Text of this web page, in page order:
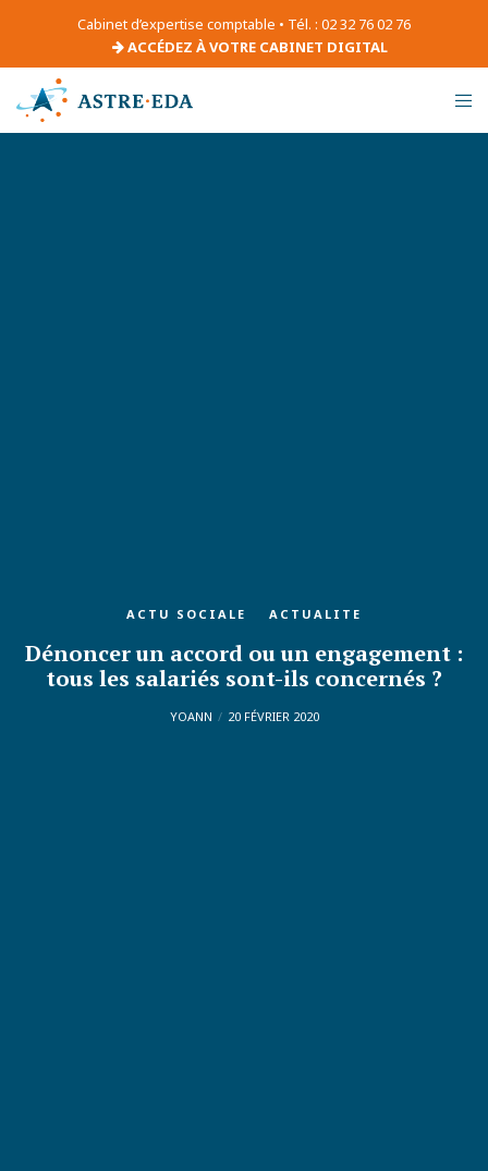
Cabinet d’expertise comptable • Tél. : 02 32 76 02 76
ACCÉDEZ À VOTRE CABINET DIGITAL
ACTU SOCIALE ACTUALITE
Dénoncer un accord ou un engagement :
tous les salariés sont-ils concernés ?
YOANN 20 FÉVRIER 2020